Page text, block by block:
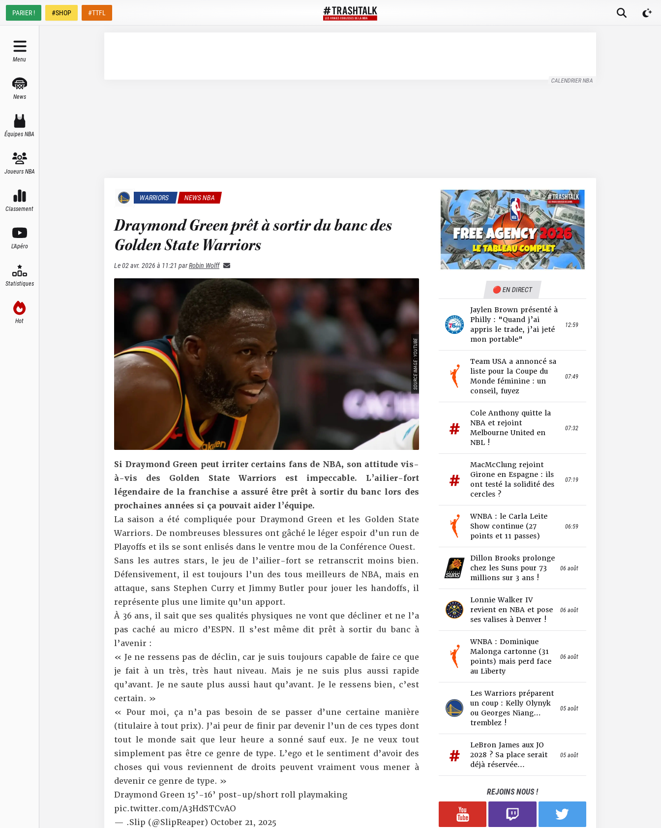
PARIER ! #SHOP #TTFL
Menu
News
Équipes NBA
Joueurs NBA
Classement
L'Apéro
Statistiques
Hot
CALENDRIER NBA
WARRIORS NEWS NBA
Draymond Green prêt à sortir du banc des
Golden State Warriors
Le02 avr. 2026 à 11:21 parRobin Wolff
SOURCE IMAGE : YOUTUBE
Si Draymond Green peut irriter certains fans de NBA, son attitude vis-
à-vis des Golden State Warriors est impeccable. L’ailier-fort
légendaire de la franchise a assuré être prêt à sortir du banc lors des
prochaines années si ça pouvait aider l’équipe.
La saison a été compliquée pour Draymond Green et les Golden State
Warriors. De nombreuses blessures ont gâché le léger espoir d’un run de
Playoffs et ils se sont enlisés dans le ventre mou de la Conférence Ouest.
Sans les autres stars, le jeu de l’ailier-fort se retranscrit moins bien.
Défensivement, il est toujours l’un des tous meilleurs de NBA, mais en
attaque, sans Stephen Curry et Jimmy Butler pour jouer les handoffs, il
représente plus une limite qu’un apport.
À 36 ans, il sait que ses qualités physiques ne vont que décliner et ne l’a
pas caché au micro d’ESPN. Il s’est même dit prêt à sortir du banc à
l’avenir :
« Je ne ressens pas de déclin, car je suis toujours capable de faire ce que
je fait à un très, très haut niveau. Mais je ne suis plus aussi rapide
qu’avant. Je ne saute plus aussi haut qu’avant. Je le ressens bien, c’est
certain. »
« Pour moi, ça n’a pas besoin de se passer d’une certaine manière
(titulaire à tout prix). J’ai peur de finir par devenir l’un de ces types dont
tout le monde sait que leur heure a sonné sauf eux. Je ne veux tout
simplement pas être ce genre de type. L’ego et le sentiment d’avoir des
choses qui vous reviennent de droits peuvent vraiment vous mener à
devenir ce genre de type. »
Draymond Green 15’-16’ post-up/short roll playmaking
pic.twitter.com/A3HdSTCvAO
— .Slip (@SlipReaper) October 21, 2025
🔴 EN DIRECT
Jaylen Brown présenté à
Philly : "Quand j’ai
appris le trade, j’ai jeté
mon portable"
12:59
Team USA a annoncé sa
liste pour la Coupe du
Monde féminine : un
conseil, fuyez
07:49
Cole Anthony quitte la
NBA et rejoint
Melbourne United en
NBL !
07:32
MacMcClung rejoint
Girone en Espagne : ils
ont testé la solidité des
cercles ?
07:19
WNBA : le Carla Leite
Show continue (27
points et 11 passes)
06:59
Dillon Brooks prolonge
chez les Suns pour 73
millions sur 3 ans !
06 août
Lonnie Walker IV
revient en NBA et pose
ses valises à Denver !
06 août
WNBA : Dominique
Malonga cartonne (31
points) mais perd face
au Liberty
06 août
Les Warriors préparent
un coup : Kelly Olynyk
ou Georges Niang…
tremblez !
05 août
LeBron James aux JO
2028 ? Sa place serait
déjà réservée...
05 août
REJOINS NOUS !